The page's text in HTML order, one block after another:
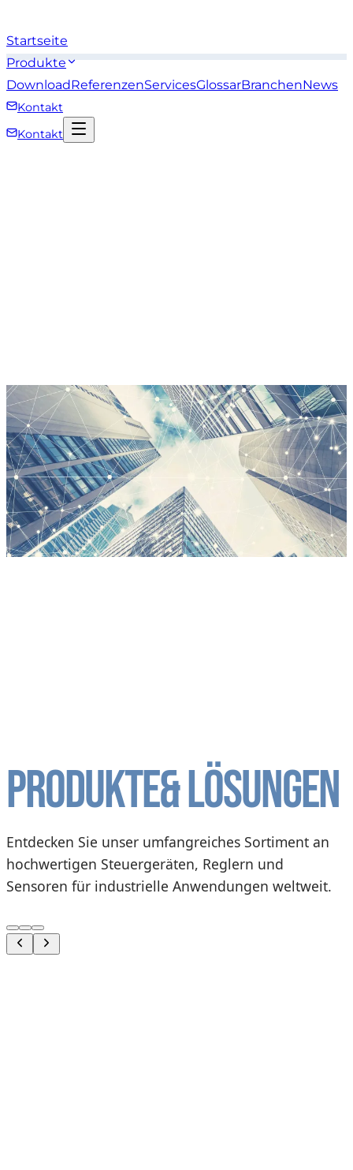
Startseite
Produkte
DownloadReferenzenServicesGlossarBranchenNews
Kontakt
Kontakt
Produkte& Lösungen
Entdecken Sie unser umfangreiches Sortiment an
hochwertigen Steuergeräten, Reglern und
Sensoren für industrielle Anwendungen weltweit.